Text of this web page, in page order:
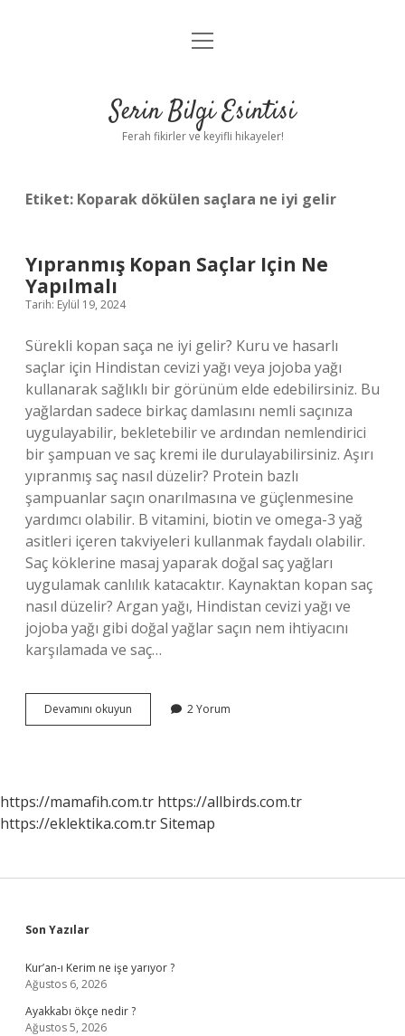
Anasayfa
Yasal Uyarı
menüyü
Serin Bilgi Esintisi
Ferah fikirler ve keyifli hikayeler!
Etiket: Koparak dökülen saçlara ne iyi gelir
Yıpranmış Kopan Saçlar Için Ne
Yapılmalı
Tarih: Eylül 19, 2024
Sürekli kopan saça ne iyi gelir? Kuru ve hasarlı
saçlar için Hindistan cevizi yağı veya jojoba yağı
kullanarak sağlıklı bir görünüm elde edebilirsiniz. Bu
yağlardan sadece birkaç damlasını nemli saçınıza
uygulayabilir, bekletebilir ve ardından nemlendirici
bir şampuan ve saç kremi ile durulayabilirsiniz. Aşırı
yıpranmış saç nasıl düzelir? Protein bazlı
şampuanlar saçın onarılmasına ve güçlenmesine
yardımcı olabilir. B vitamini, biotin ve omega-3 yağ
asitleri içeren takviyeleri kullanmak faydalı olabilir.
Saç köklerine masaj yaparak doğal saç yağları
uygulamak canlılık katacaktır. Kaynaktan kopan saç
nasıl düzelir? Argan yağı, Hindistan cevizi yağı ve
jojoba yağı gibi doğal yağlar saçın nem ihtiyacını
karşılamada ve saç…
Devamını okuyun Yıpranmış
Kopan
2 Yorum
https://mamafih.com.tr https://allbirds.com.tr
https://eklektika.com.trSitemap
Sidebar
Son Yazılar
Kur’an-ı Kerim ne işe yarıyor ?
Ağustos 6, 2026
Ayakkabı ökçe nedir ?
Ağustos 5, 2026